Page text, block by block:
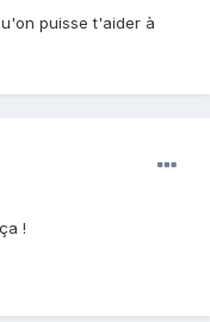
puisse t'aider à
!